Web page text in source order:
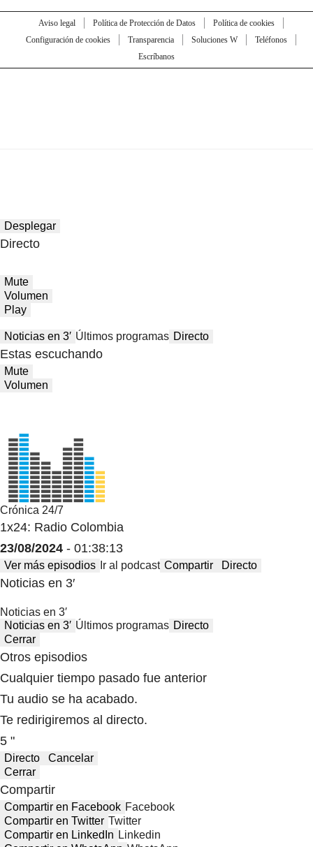
Aviso legal Política de Protección de Datos
Política de cookies
Configuración de cookies
Transparencia Soluciones W
Teléfonos
Escríbanos
Desplegar
Directo
Mute
Volumen
Play
Noticias en 3′ Últimos programas Directo
Estas escuchando
Mute
Volumen
Crónica 24/7
1x24: Radio Colombia
23/08/2024 - 01:38:13
Ver más episodios Ir al podcast Compartir Directo
Noticias en 3′
Noticias en 3′
Noticias en 3′ Últimos programas Directo
Cerrar
Otros episodios
Cualquier tiempo pasado fue anterior
Tu audio se ha acabado.
Te redirigiremos al directo.
5 "
Directo
Cancelar
Cerrar
Compartir
Compartir en Facebook Facebook
Compartir en Twitter Twitter
Compartir en LinkedIn Linkedin